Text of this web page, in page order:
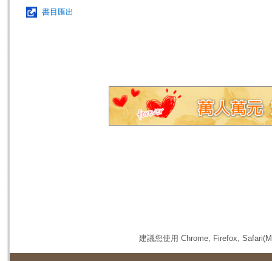
書目匯出
建議您使用 Chrome, Firefox,